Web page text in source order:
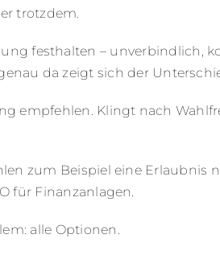
trotzdem.
festhalten – unverbindlich,
da zeigt sich der
empfehlen. Klingt nach
zum Beispiel eine Erlaubnis
für Finanzanlagen.
alle Optionen.